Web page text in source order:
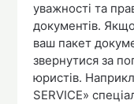
уважності та
документів.
ваш пакет
звернутися за
юристів.
SERVICE»